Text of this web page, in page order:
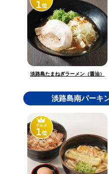
淡路島たまねぎラーメン（醤油）
淡路島南パーキ